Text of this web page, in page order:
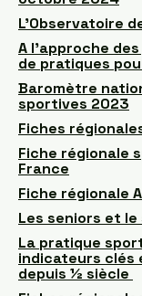
L’Observatoire
A l'approche
de pratiques
Baromètre
sportives 2023
Fiches
Fiche régionale
France
Fiche régionale
Les seniors et
La pratique
indicateurs clés
depuis ½ siècle